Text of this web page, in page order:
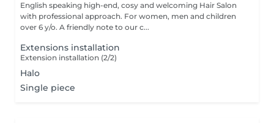
English speaking high-end, cosy and welcoming Hair Salon
with professional approach. For women, men and children
over 6 y/o. A friendly note to our c...
Extensions installation
Extension installation (2/2)
Halo
Single piece